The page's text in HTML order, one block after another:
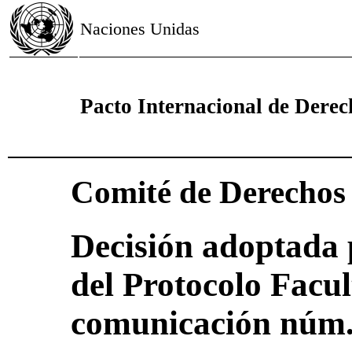
Naciones Unidas
Pacto Internacional de
Comité de
Decisión
del Protocolo
comunicación